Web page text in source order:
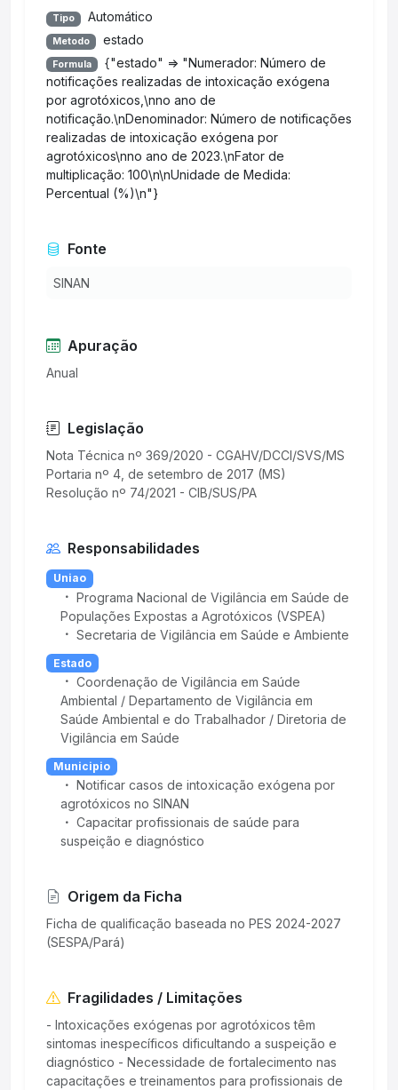
Tipo Automático
Metodo estado
Formula
{"estado" => "Numerador: Número de
notificações realizadas de intoxicação exógena
por agrotóxicos,\nno ano de
notificação.\nDenominador: Número de notificações
realizadas de intoxicação exógena por
agrotóxicos\nno ano de 2023.\nFator de
multiplicação: 100\n\nUnidade de Medida:
Percentual (%)\n"}
Fonte
SINAN
Apuração
Anual
Legislação
Nota Técnica nº 369/2020 - CGAHV/DCCI/SVS/MS
Portaria nº 4, de setembro de 2017 (MS)
Responsabilidades
Uniao
Programa Nacional de Vigilância em Saúde de
Populações Expostas a Agrotóxicos (VSPEA)
Secretaria de Vigilância em Saúde e Ambiente
Estado
Coordenação de Vigilância em Saúde
Ambiental / Departamento de Vigilância em
Saúde Ambiental e do Trabalhador / Diretoria de
Vigilância em Saúde
Municipio
Notificar casos de intoxicação exógena por
agrotóxicos no SINAN
Capacitar profissionais de saúde para
suspeição e diagnóstico
Origem da Ficha
Ficha de qualificação baseada no PES 2024-2027
(SESPA/Pará)
Fragilidades / Limitações
- Intoxicações exógenas por agrotóxicos têm
sintomas inespecíficos dificultando a suspeição e
diagnóstico - Necessidade de fortalecimento nas
capacitações e treinamentos para profissionais de